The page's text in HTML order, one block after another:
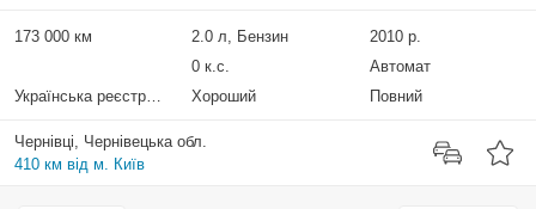
173 000 км 2.0 л, Бензин
2010 р.
0 к.с.
Автомат
Українська реєстрація
Хороший Повний
Чернівці, Чернівецька обл.
410 км від м. Київ